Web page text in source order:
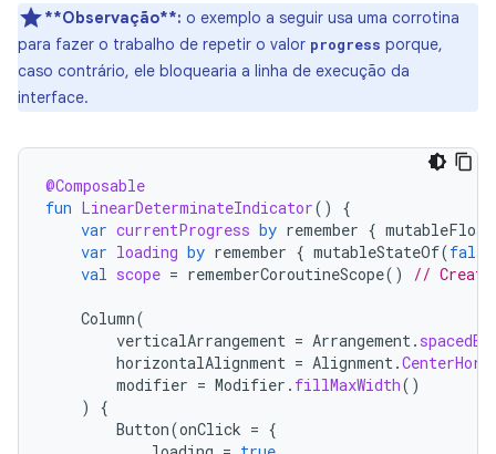
**Observação**: o exemplo a seguir usa uma corrotina
para fazer o trabalho de repetir o valor progress porque,
caso contrário, ele bloquearia a linha de execução da
interface.
@Composable
fun LinearDeterminateIndicator()
{
var currentProgress by remember {
var loading by remember { mutableStateOf(false
val scope = rememberCoroutineScope() // Create
Column(
verticalArrangement = Arrangement. spacedBy
horizontalAlignment = Alignment.
modifier = Modifier . fillMaxWidth()
)
{
Button(onClick = {